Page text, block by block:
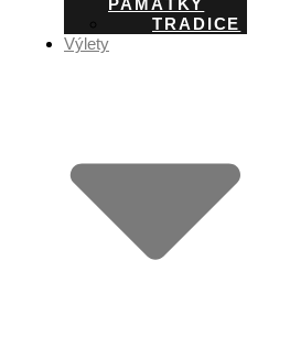
TRADICE
Výlety